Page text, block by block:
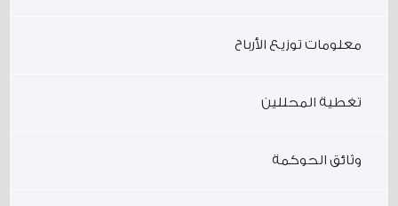
معلومات توزيع الأرباح
تغطية المحللين
وثائق الحوكمة